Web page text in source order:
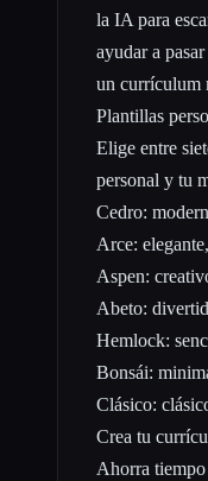
la IA para
ayudar a
un currículum
Plantillas
Elige entre
personal y tu
Cedro:
Arce:
Aspen:
Abeto:
Hemlock:
Bonsái:
Clásico:
Crea tu
Ahorra